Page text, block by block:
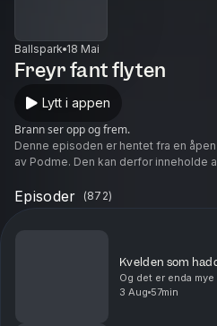
Ballspark 18 Mai
Freyr fant flyten
Lytt i appen
Brann ser opp og frem.
Denne episoden er hentet fra en
av Podme. Den kan derfor inneholde
Episoder (872)
Kvelden som
Og det er enda
3 Aug 57min